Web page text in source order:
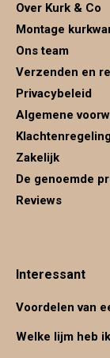
Over Kurk & Co
Montage
Ons team
Verzenden en
Privacybeleid
Algemene
Klachtenregeling
Zakelijk
De genoemde
Reviews
Interessant
Voordelen van
Welke lijm heb